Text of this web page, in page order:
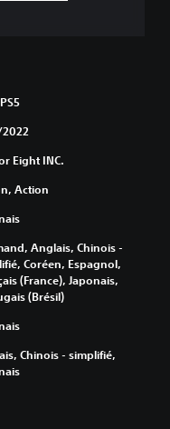
Eight INC.
Action
Anglais, Chinois -
Coréen, Espagnol,
(France), Japonais,
(Brésil)
Chinois - simplifié,